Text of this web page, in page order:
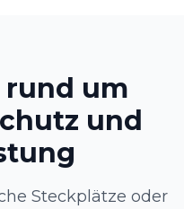
um
und
Steckplätze oder